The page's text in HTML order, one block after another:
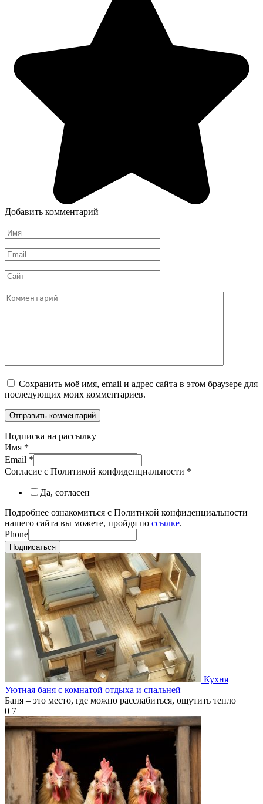
Добавить комментарий
Имя
*
Email
*
Сайт
Комментарий
Сохранить моё имя, email и адрес сайта в этом браузере для
последующих моих комментариев.
Подписка на рассылку
Имя *
Email *
Согласие с Политикой конфиденциальности *
Да, согласен
Подробнее ознакомиться с Политикой конфиденциальности
нашего сайта вы можете, пройдя по ссылке.
Phone
Подписаться
Кухня
Уютная баня с комнатой отдыха и спальней
Баня – это место, где можно расслабиться, ощутить тепло
0 7